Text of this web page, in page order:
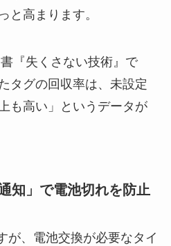
と高まります。
『失くさない技術』で
タグの回収率は、未設定
も高い」というデータが
知」で電池切れを防止
が、電池交換が必要なタイ